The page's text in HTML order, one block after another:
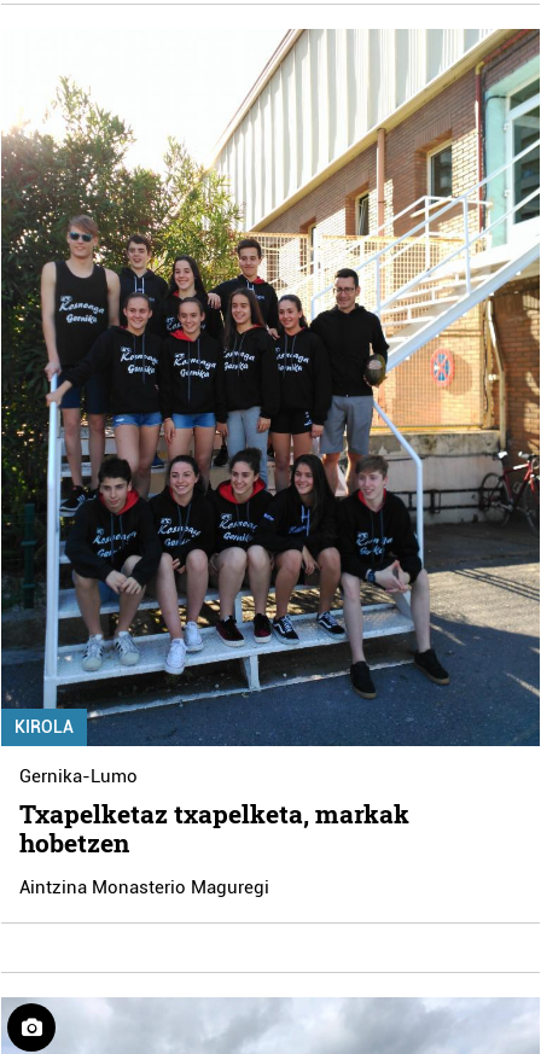
KIROLA
Gernika-Lumo
Txapelketaz txapelketa, markak
hobetzen
Aintzina Monasterio Maguregi